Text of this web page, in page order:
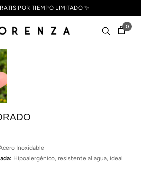
POR TIEMPO LIMITADO ✨
0
Inoxidable
Hipoalergénico, resistente al agua, ideal